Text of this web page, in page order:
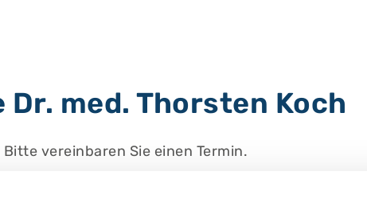
med. Thorsten Koch
vereinbaren Sie einen Termin.